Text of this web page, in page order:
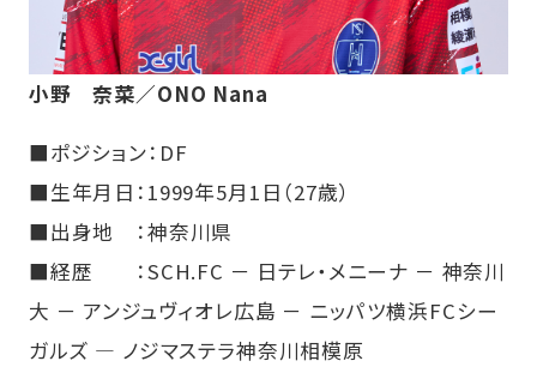
小野 奈菜／ONO Nana
■ポジション：DF
■生年月日：1999年5月1日（27歳）
■出身地 ：神奈川県
■経歴 ：SCH.FC － 日テレ・メニーナ － 神奈川
大 － アンジュヴィオレ広島 － ニッパツ横浜FCシー
ガルズ ― ノジマステラ神奈川相模原